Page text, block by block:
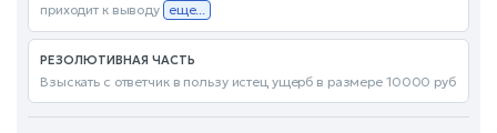
приходит к выводу еще...
РЕЗОЛЮТИВНАЯ ЧАСТЬ
Взыскать с ответчик в пользу истец ущерб в размере 10000 руб